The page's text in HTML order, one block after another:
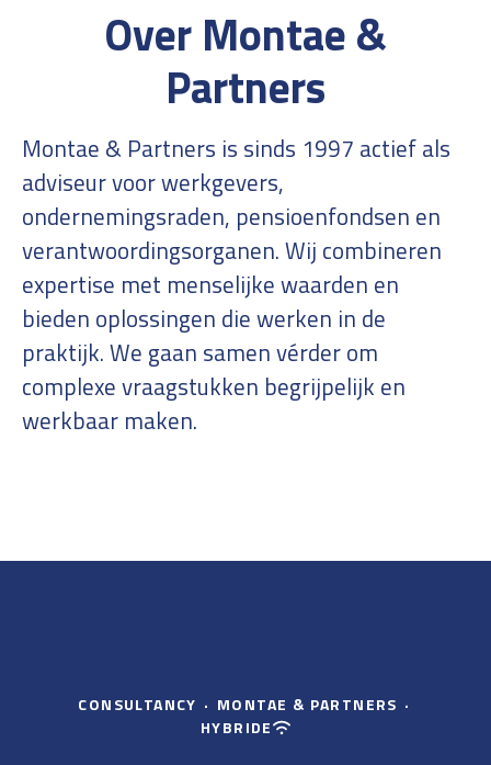
Over Montae &
Partners
Montae & Partners is sinds 1997 actief als
adviseur voor werkgevers,
ondernemingsraden, pensioenfondsen en
verantwoordingsorganen. Wij combineren
expertise met menselijke waarden en
bieden oplossingen die werken in de
praktijk. We gaan samen vérder om
complexe vraagstukken begrijpelijk en
werkbaar maken.
CONSULTANCY · MONTAE & PARTNERS ·
HYBRIDE